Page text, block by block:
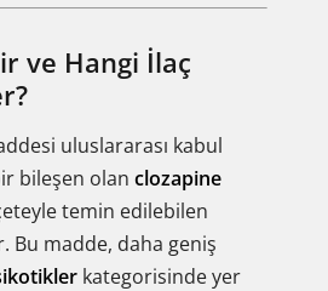
ve Hangi İlaç
uluslararası kabul
bileşen olan clozapine
temin edilebilen
Bu madde, daha geniş
kategorisinde yer